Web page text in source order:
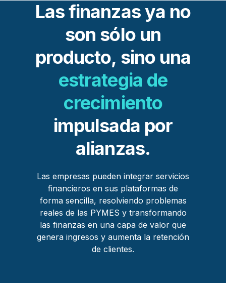
Las finanzas ya no
son sólo un
producto, sino una
estrategia de
crecimiento
impulsada por
alianzas.
Las empresas pueden integrar servicios
financieros en sus plataformas de
forma sencilla, resolviendo problemas
reales de las PYMES y transformando
las finanzas en una capa de valor que
genera ingresos y aumenta la retención
de clientes.